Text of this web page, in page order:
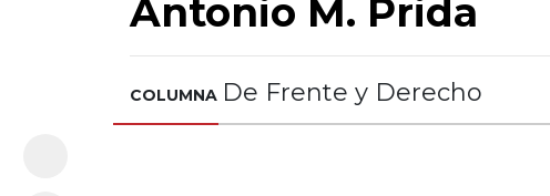
Antonio M. Prida
COLUMNA De Frente y Derecho